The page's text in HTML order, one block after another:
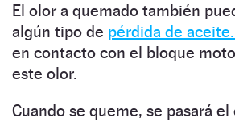
El olor a quemado también
algún tipo de pérdida de aceite.
en contacto con el bloque
este olor.
Cuando se queme, se pasará